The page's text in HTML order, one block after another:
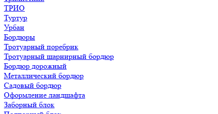
ТРИО
Туртур
Урбан
Бордюры
Тротуарный поребрик
Тротуарный шарнирный бордюр
Бордюр дорожный
Металлический бордюр
Садовый бордюр
Оформление ландшафта
Заборный блок